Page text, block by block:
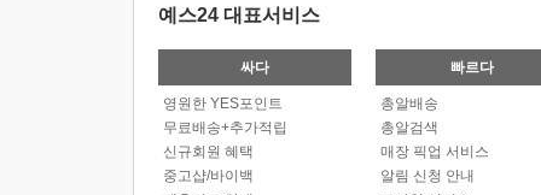
예스24 대표서비스
싸다
영원한 YES포인트
무료배송+추가적립
신규회원 혜택
중고샵/바이백
빠르다
총알배송
총알검색
매장 픽업 서비스
알림 신청 안내